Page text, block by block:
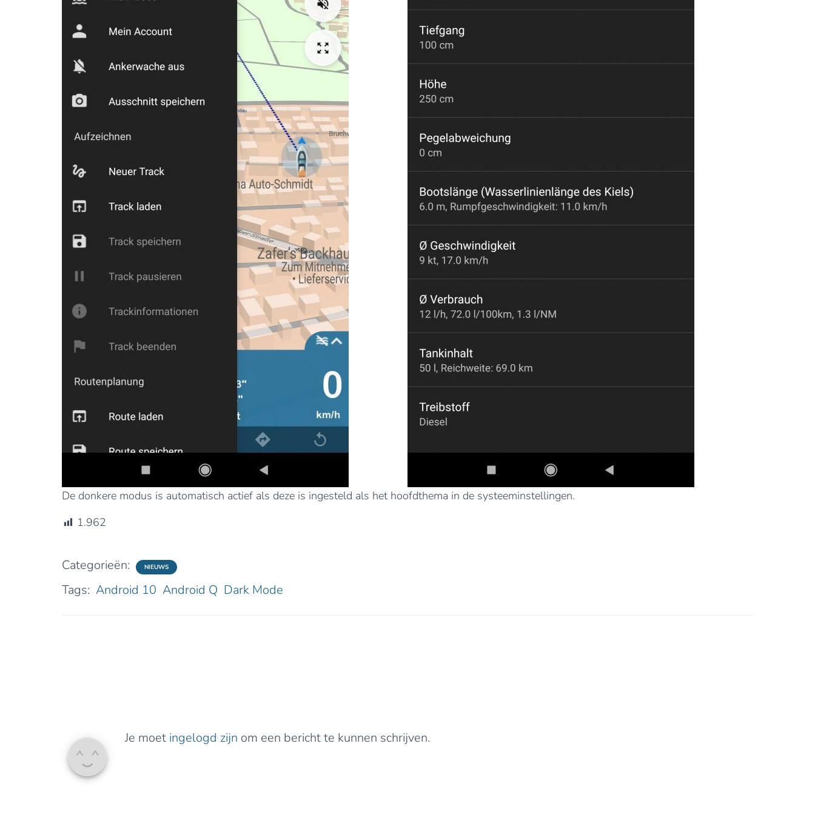
De donkere modus is automatisch actief als deze is ingesteld als het hoofdthema in de systeeminstellingen.
1.962
Categorieën: NIEUWS
Tags: Android 10 Android Q Dark Mode
Je moet ingelogd zijn om een bericht te kunnen schrijven.